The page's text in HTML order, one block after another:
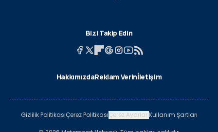
Bizi Takip Edin
HakkımızdaReklam Verinİletişim
Gizlilik PolitikasıÇerez PolitikasıÇerez AyarlarıKullanım Şartları